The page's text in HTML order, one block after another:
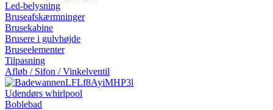
Led-belysning
Bruseafskærmninger
Brusekabine
Brusere i gulvhøjde
Bruseelementer
Tilpasning
Afløb / Sifon / Vinkelventil
Udendørs whirlpool
Boblebad